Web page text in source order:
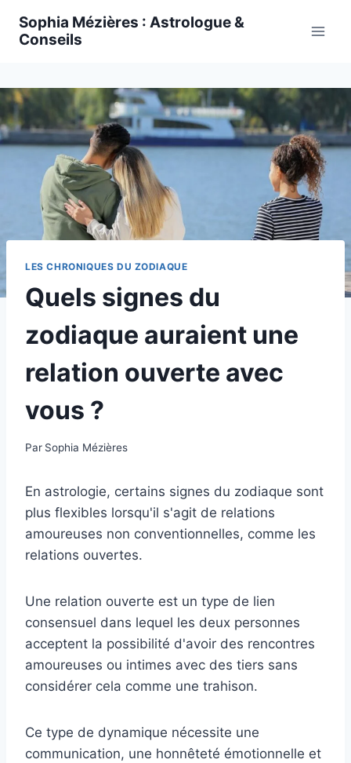
Sophia Mézières : Astrologue &
Conseils
LES CHRONIQUES DU ZODIAQUE
Quels signes du
zodiaque auraient une
relation ouverte avec
vous ?
Par Sophia Mézières
En astrologie, certains signes du zodiaque sont
plus flexibles lorsqu'il s'agit de relations
amoureuses non conventionnelles, comme les
relations ouvertes.
Une relation ouverte est un type de lien
consensuel dans lequel les deux personnes
acceptent la possibilité d'avoir des rencontres
amoureuses ou intimes avec des tiers sans
considérer cela comme une trahison.
Ce type de dynamique nécessite une
communication, une honnêteté émotionnelle et